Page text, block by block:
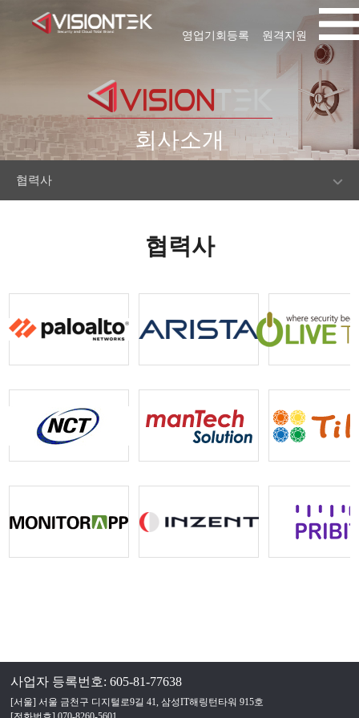
원격지원
영업기회등록
회사소개
협력사
협력사
사업자 등록번호: 605-81-77638
[서울] 서울 금천구 디지털로9길 41, 삼성IT해링턴타워 915호